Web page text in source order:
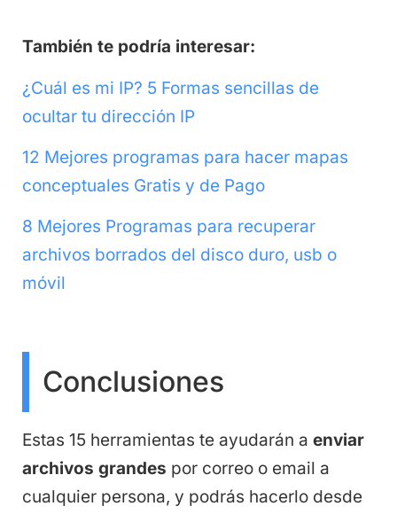
También te podría interesar:
¿Cuál es mi IP? 5 Formas sencillas de
ocultar tu dirección IP
12 Mejores programas para hacer mapas
conceptuales Gratis y de Pago
8 Mejores Programas para recuperar
archivos borrados del disco duro, usb o
móvil
Conclusiones
Estas 15 herramientas te ayudarán a enviar
archivos grandes por correo o email a
cualquier persona, y podrás hacerlo desde